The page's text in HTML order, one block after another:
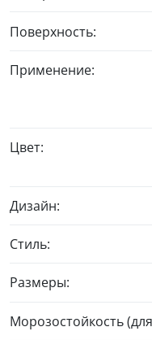
Поверхность:
Применение:
Цвет:
Дизайн:
Стиль:
Размеры:
Морозостойкость